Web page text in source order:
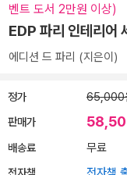
벤트 도서 2만원 이상)
EDP 파리 인테리어
에디션 드 파리 (지은이)
정가 65,000
판매가
배송료 무료
전자책